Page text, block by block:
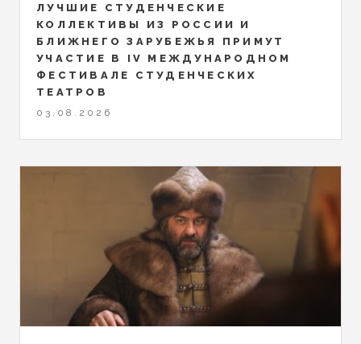
ЛУЧШИЕ СТУДЕНЧЕСКИЕ
КОЛЛЕКТИВЫ ИЗ РОССИИ И
БЛИЖНЕГО ЗАРУБЕЖЬЯ ПРИМУТ
УЧАСТИЕ В IV МЕЖДУНАРОДНОМ
ФЕСТИВАЛЕ СТУДЕНЧЕСКИХ
ТЕАТРОВ
03.08.2026